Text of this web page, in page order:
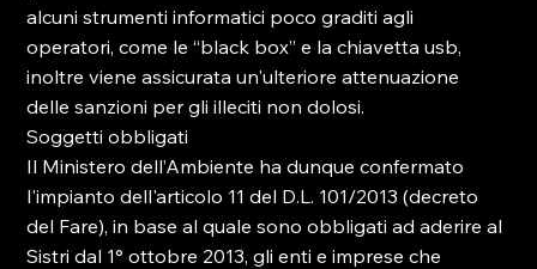
alcuni strumenti informatici poco graditi agli
operatori, come le “black box” e la chiavetta usb,
inoltre viene assicurata un'ulteriore attenuazione
delle sanzioni per gli illeciti non dolosi.
Soggetti obbligati
Il Ministero dell’Ambiente ha dunque confermato
l'impianto dell'articolo 11 del D.L. 101/2013 (decreto
del Fare), in base al quale sono obbligati ad aderire al
Sistri dal 1° ottobre 2013, gli enti e imprese che